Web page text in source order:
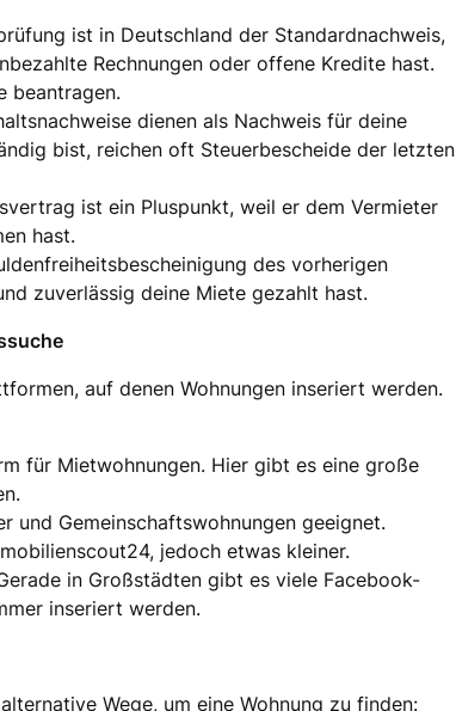
ist in Deutschland der Standardnachweis,
Rechnungen oder offene Kredite hast.
beantragen.
dienen als Nachweis für deine
bist, reichen oft Steuerbescheide der letzten
ist ein Pluspunkt, weil er dem Vermieter
hast.
des vorherigen
zuverlässig deine Miete gezahlt hast.
auf denen Wohnungen inseriert werden.
für Mietwohnungen. Hier gibt es eine große
und Gemeinschaftswohnungen geeignet.
jedoch etwas kleiner.
in Großstädten gibt es viele Facebook-
inseriert werden.
Wege, um eine Wohnung zu finden: